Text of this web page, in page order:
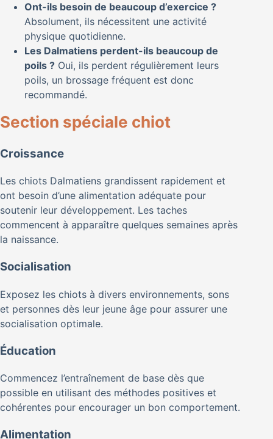
Ont-ils besoin de beaucoup d’exercice ?
Absolument, ils nécessitent une activité
physique quotidienne.
Les Dalmatiens perdent-ils beaucoup de
poils ? Oui, ils perdent régulièrement leurs
poils, un brossage fréquent est donc
recommandé.
Section spéciale chiot
Croissance
Les chiots Dalmatiens grandissent rapidement et
ont besoin d’une alimentation adéquate pour
soutenir leur développement. Les taches
commencent à apparaître quelques semaines après
la naissance.
Socialisation
Exposez les chiots à divers environnements, sons
et personnes dès leur jeune âge pour assurer une
socialisation optimale.
Éducation
Commencez l’entraînement de base dès que
possible en utilisant des méthodes positives et
cohérentes pour encourager un bon comportement.
Alimentation